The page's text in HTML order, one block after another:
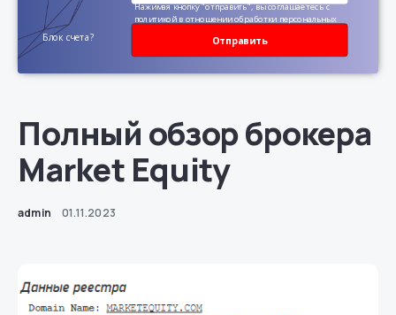
Блок счета? Отправить
Нажимая кнопку "отправить", вы соглашаетесь с
политикой в отношении обработки персональных
Полный обзор брокера
Market Equity
admin 01.11.2023